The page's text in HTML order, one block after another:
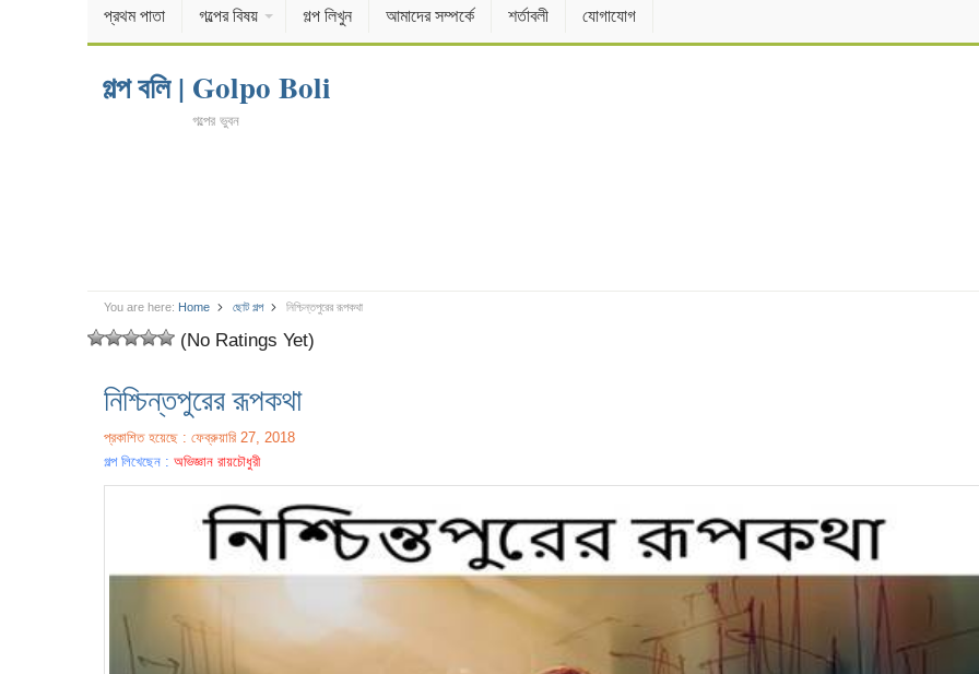
প্রথম পাতা গল্পের বিষয় গল্প লিখুন আমাদের সম্পর্কে শর্তাবলী যোগাযোগ
গল্প বলি | Golpo Boli
গল্পের ভুবন
You are here: Home ছোট গল্প নিশ্চিন্তপুরের রূপকথা
(No Ratings Yet)
নিশ্চিন্তপুরের রূপকথা
প্রকাশিত হয়েছে : ফেব্রুয়ারি 27, 2018
গল্প লিখেছেন : অভিজ্ঞান রায়চৌধুরী